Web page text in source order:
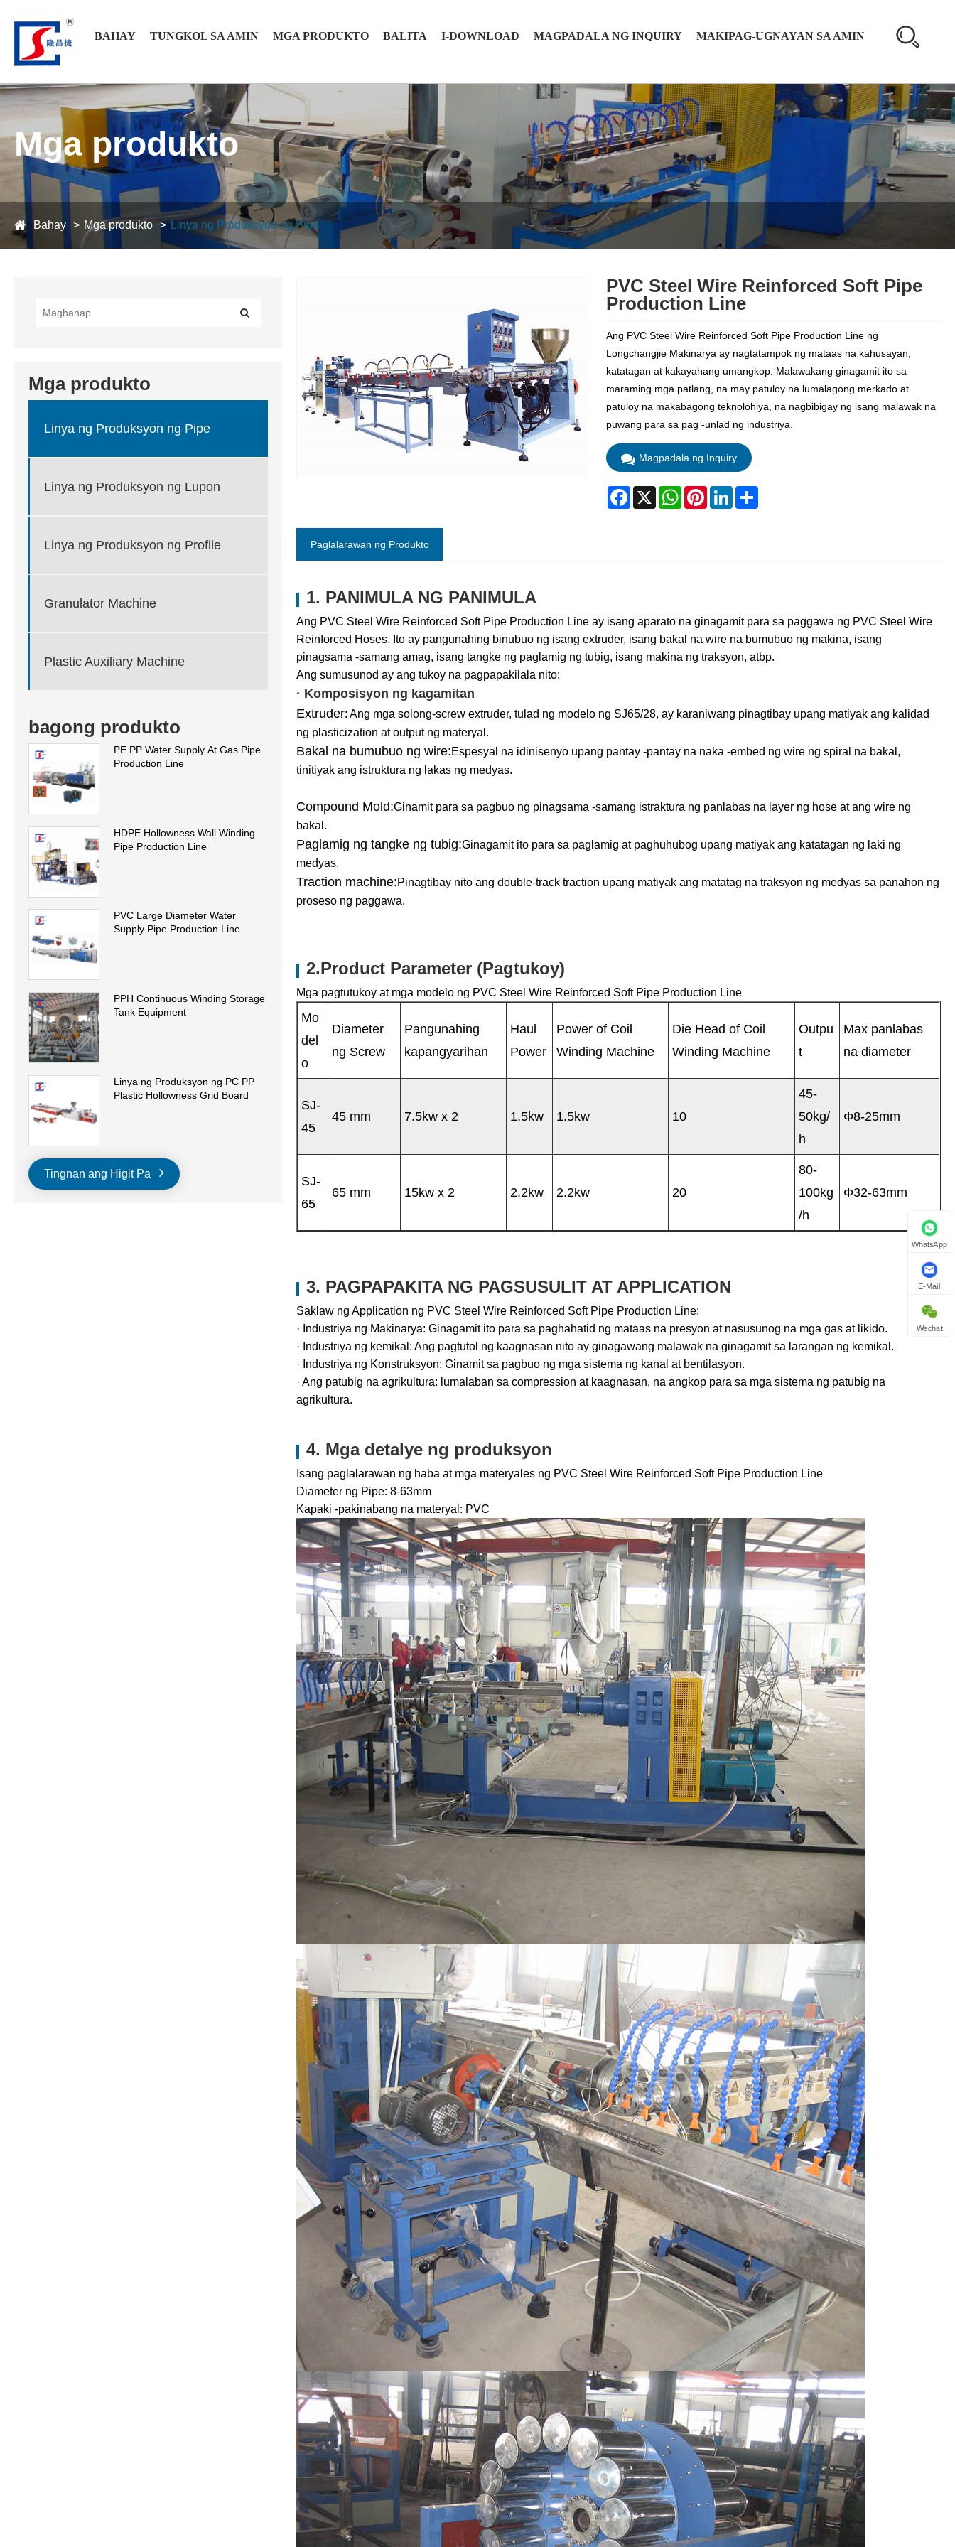
BAHAY TUNGKOL SA AMIN MGA PRODUKTO BALITA I-DOWNLOAD MAGPADALA NG INQUIRY MAKIPAG-UGNAYAN SA AMIN
Mga produkto
Bahay Mga produkto Linya ng Produksyon ng Pipe
Mga produkto
Linya ng Produksyon ng Pipe
Linya ng Produksyon ng Lupon
Linya ng Produksyon ng Profile
Granulator Machine
Plastic Auxiliary Machine
bagong produkto
PE PP Water Supply At Gas Pipe
Production Line
HDPE Hollowness Wall Winding
Pipe Production Line
PVC Large Diameter Water
Supply Pipe Production Line
PPH Continuous Winding Storage
Tank Equipment
Linya ng Produksyon ng PC PP
Plastic Hollowness Grid Board
Tingnan ang Higit Pa
PVC Steel Wire Reinforced Soft Pipe
Production Line
Ang PVC Steel Wire Reinforced Soft Pipe Production Line ng
Longchangjie Makinarya ay nagtatampok ng mataas na kahusayan,
katatagan at kakayahang umangkop. Malawakang ginagamit ito sa
maraming mga patlang, na may patuloy na lumalagong merkado at
patuloy na makabagong teknolohiya, na nagbibigay ng isang malawak na
puwang para sa pag -unlad ng industriya.
Magpadala ng Inquiry
Facebook
X WhatsAppPinterestLinkedInShare
Paglalarawan ng Produkto
1. PANIMULA NG PANIMULA
Ang PVC Steel Wire Reinforced Soft Pipe Production Line ay isang aparato na ginagamit para sa paggawa ng PVC Steel Wire
Reinforced Hoses. Ito ay pangunahing binubuo ng isang extruder, isang bakal na wire na bumubuo ng makina, isang
pinagsama -samang amag, isang tangke ng paglamig ng tubig, isang makina ng traksyon, atbp.
Ang sumusunod ay ang tukoy na pagpapakilala nito:
· Komposisyon ng kagamitan
Extruder: Ang mga solong-screw extruder, tulad ng modelo ng SJ65/28, ay karaniwang pinagtibay upang matiyak ang kalidad
ng plasticization at output ng materyal.
Bakal na bumubuo ng wire:Espesyal na idinisenyo upang pantay -pantay na naka -embed ng wire ng spiral na bakal,
tinitiyak ang istruktura ng lakas ng medyas.
Compound Mold:Ginamit para sa pagbuo ng pinagsama -samang istraktura ng panlabas na layer ng hose at ang wire ng
bakal.
Paglamig ng tangke ng tubig:Ginagamit ito para sa paglamig at paghuhubog upang matiyak ang katatagan ng laki ng
medyas.
Traction machine:Pinagtibay nito ang double-track traction upang matiyak ang matatag na traksyon ng medyas sa panahon ng
proseso ng paggawa.
2.Product Parameter (Pagtukoy)
Mga pagtutukoy at mga modelo ng PVC Steel Wire Reinforced Soft Pipe Production Line
Mo
del
o
Diameter
ng Screw
Pangunahing
kapangyarihan
Haul
Power
Power of Coil
Winding Machine
Die Head of Coil
Winding Machine
Outpu
t
Max panlabas
na diameter
SJ-
45
45 mm 7.5kw x 2 1.5kw 1.5kw 10
45-
50kg/
h
Φ8-25mm
SJ-
65
65 mm 15kw x 2 2.2kw 2.2kw 20
80-
100kg
/h
Φ32-63mm
3. PAGPAPAKITA NG PAGSUSULIT AT APPLICATION
Saklaw ng Application ng PVC Steel Wire Reinforced Soft Pipe Production Line:
· Industriya ng Makinarya: Ginagamit ito para sa paghahatid ng mataas na presyon at nasusunog na mga gas at likido.
· Industriya ng kemikal: Ang pagtutol ng kaagnasan nito ay ginagawang malawak na ginagamit sa larangan ng kemikal.
· Industriya ng Konstruksyon: Ginamit sa pagbuo ng mga sistema ng kanal at bentilasyon.
· Ang patubig na agrikultura: lumalaban sa compression at kaagnasan, na angkop para sa mga sistema ng patubig na
agrikultura.
4. Mga detalye ng produksyon
Isang paglalarawan ng haba at mga materyales ng PVC Steel Wire Reinforced Soft Pipe Production Line
Diameter ng Pipe: 8-63mm
Kapaki -pakinabang na materyal: PVC
WhatsApp
E-Mail
Wechat